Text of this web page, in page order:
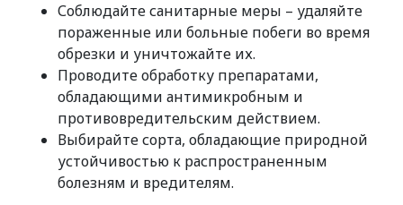
Соблюдайте санитарные меры – удаляйте
пораженные или больные побеги во время
обрезки и уничтожайте их.
Проводите обработку препаратами,
обладающими антимикробным и
противовредительским действием.
Выбирайте сорта, обладающие природной
устойчивостью к распространенным
болезням и вредителям.